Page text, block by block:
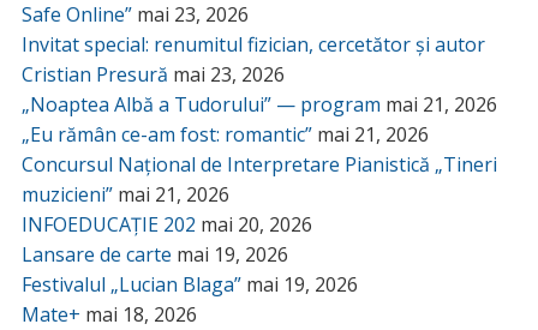
Safe Online” mai 23, 2026
Invitat special: renumitul fizician, cercetător și autor
Cristian Presură mai 23, 2026
„Noaptea Albă a Tudorului” — program mai 21, 2026
„Eu rămân ce-am fost: romantic” mai 21, 2026
Concursul Național de Interpretare Pianistică „Tineri
muzicieni” mai 21, 2026
INFOEDUCAȚIE 202 mai 20, 2026
Lansare de carte mai 19, 2026
Festivalul „Lucian Blaga” mai 19, 2026
Mate+ mai 18, 2026